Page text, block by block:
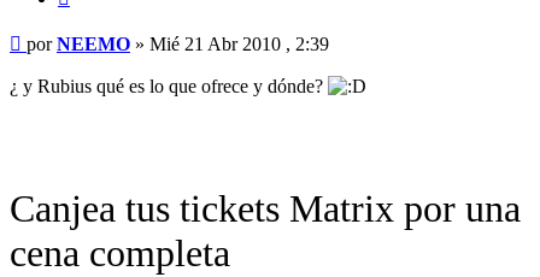
Mensaje
porNEEMO » Mié 21 Abr 2010 , 2:39
¿ y Rubius qué es lo que ofrece y dónde?
Canjea tus tickets Matrix por una
cena completa